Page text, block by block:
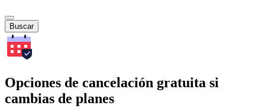
Buscar
Opciones de cancelación gratuita si
cambias de planes